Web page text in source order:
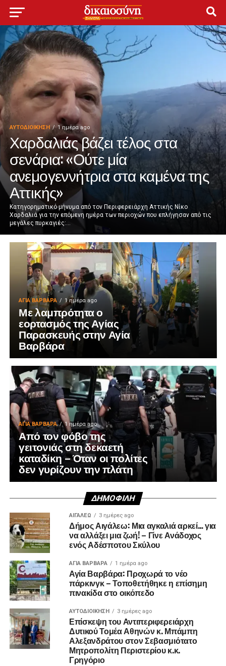
ΑΥΤΟΔΙΟΊΚΗΣΗ 1 ημέρα ago
Χαρδαλιάς βάζει τέλος στα
σενάρια: «Ούτε μία
ανεμογεννήτρια στα καμένα της
Αττικής»
Κατηγορηματικό μήνυμα από τον Περιφερειάρχη Αττικής Νίκο
Χαρδαλιά για την επόμενη ημέρα των περιοχών που επλήγησαν από τις
μεγάλες πυρκαγιές:...
ΑΓΙΑ ΒΑΡΒΑΡΑ 1 ημέρα ago
Με λαμπρότητα ο
εορτασμός της Αγίας
Παρασκευής στην Αγία
Βαρβάρα
ΑΓΙΑ ΒΑΡΒΑΡΑ 1 ημέρα ago
Από τον φόβο της
γειτονιάς στη δεκαετή
καταδίκη – Όταν οι πολίτες
δεν γυρίζουν την πλάτη
ΔΗΜΟΦΙΛΉ
ΑΙΓΑΛΕΩ 3 ημέρες ago
Δήμος Αιγάλεω: Μια αγκαλιά αρκεί… για
να αλλάξει μια ζωή! – Γίνε Ανάδοχος
ενός Αδέσποτου Σκύλου
ΑΓΙΑ ΒΑΡΒΑΡΑ 1 ημέρα ago
Αγία Βαρβάρα: Προχωρά το νέο
πάρκινγκ – Τοποθετήθηκε η επίσημη
πινακίδα στο οικόπεδο
ΑΥΤΟΔΙΟΊΚΗΣΗ 3 ημέρες ago
Επίσκεψη του Αντιπεριφερειάρχη
Δυτικού Τομέα Αθηνών κ. Μπάμπη
Αλεξανδράτου στον Σεβασμιότατο
Μητροπολίτη Περιστερίου κ.κ.
Γρηγόριο